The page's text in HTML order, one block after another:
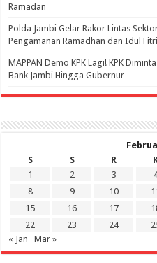
Ramadan
Polda Jambi Gelar Rakor Lintas
Pengamanan Ramadhan dan Idul Fitri
‎MAPPAN Demo KPK Lagi! KPK
Bank Jambi Hingga Gubernur ‎
S
S R
1
2 3
8
9 10
15
16 17
22
23 24
« Jan
Mar »